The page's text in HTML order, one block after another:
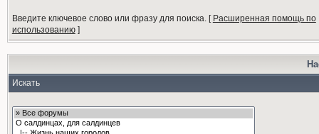
Введите ключевое слово или фразу для поиска.[ Расширенная помощь по
использованию]
Искать